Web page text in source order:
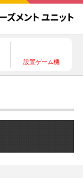
設置ゲーム機